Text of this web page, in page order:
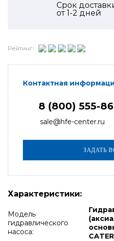
Срок
от1-2 дней
Рейтинг:
Контактная
8 (800) 555-
sale@hfe-center.ru
Характеристики:
Модель
гидравлического
насоса: